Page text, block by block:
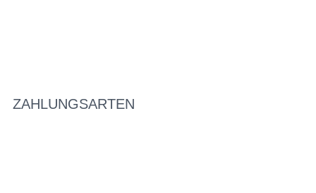
ZAHLUNGSARTEN